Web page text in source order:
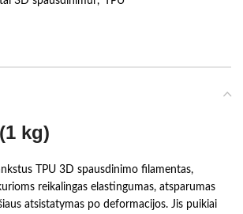
kg)
TPU 3D spausdinimo filamentas,
reikalingas elastingumas, atsparumas
atsistatymas po deformacijos. Jis puikiai